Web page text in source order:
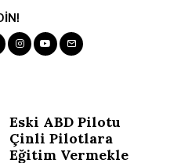
Eski ABD Pilotu
Çinli Pilotlara
Eğitim Vermekle